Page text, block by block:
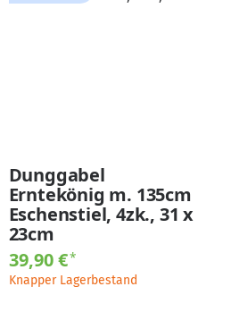
Dunggabel
Erntekönig m. 135cm
Eschenstiel, 4zk., 31 x
23cm
39,90 €*
Knapper Lagerbestand